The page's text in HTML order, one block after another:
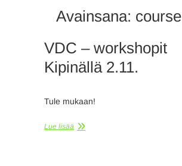
Avainsana: course
VDC – workshopit
Kipinällä 2.11.
Tule mukaan!
Lue lisää